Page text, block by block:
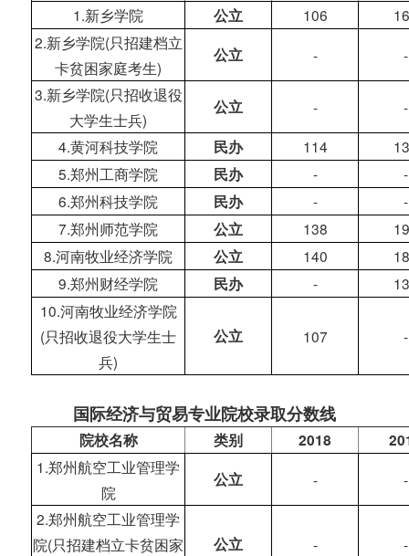
1.新乡学院
公立 106
2.新乡学院(只招建档立
卡贫困家庭考生)
公立 -
-
3.新乡学院(只招收退役
大学生士兵)
公立 -
-
4.黄河科技学院
民办 114
5.郑州工商学院
民办 -
-
6.郑州科技学院
民办 -
-
7.郑州师范学院
公立 138
8.河南牧业经济学院
公立 140
9.郑州财经学院
民办 -
10.河南牧业经济学院
(只招收退役大学生士
兵)
公立 107 -
国际经济与贸易专业院校录取分数线
院校名称 类别 2018
1.郑州航空工业管理学
院
公立 -
-
2.郑州航空工业管理学
院(只招建档立卡贫困家
公立 - -